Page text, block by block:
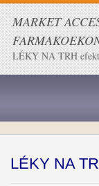
MARKET
LÉKY NA TRH
LÉKY NA